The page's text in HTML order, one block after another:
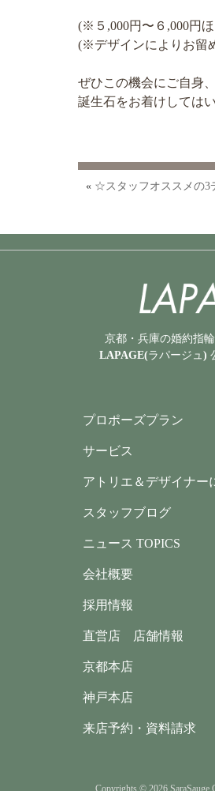
(※５,000円〜６,000円
(※デザインによりお留
ぜひこの機会にご自身
誕生石をお着けしては
« ☆スタッフオススメの3
京都・兵庫の婚約指
LAPAGE(ラパージュ)
プロポーズプラン
サービス
アトリエ＆デザイナー
スタッフブログ
ニュース TOPICS
会社概要
採用情報
直営店 店舗情報
京都本店
神戸本店
来店予約・資料請求
Copyrights © 2026 SaraSauge